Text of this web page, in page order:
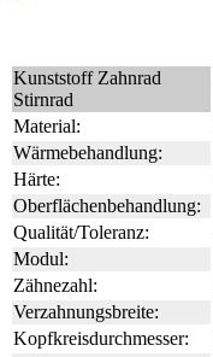
Kunststoff Zahnrad
Stirnrad
Material:
Wärmebehandlung:
Härte:
Oberflächenbehandlung:
Qualität/Toleranz:
Modul:
Zähnezahl:
Verzahnungsbreite:
Kopfkreisdurchmesser: